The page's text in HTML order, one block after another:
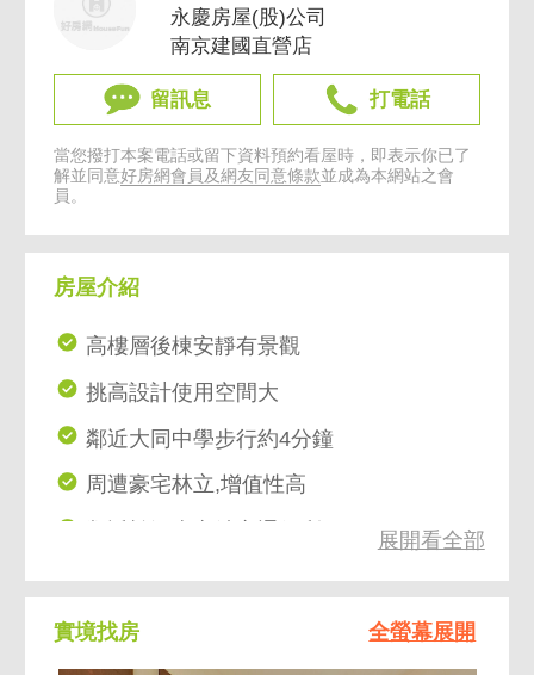
永慶房屋(股)公司
南京建國直營店
留訊息 打電話
當您撥打本案電話或留下資料預約看屋時，即表示你已了
解並同意好房網會員及網友同意條款並成為本網站之會
員。
房屋介紹
高樓層後棟安靜有景觀
挑高設計使用空間大
鄰近大同中學步行約4分鐘
周遭豪宅林立,增值性高
展開看全部
實境找房 全螢幕展開